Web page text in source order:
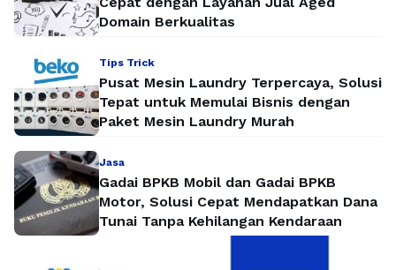
Domain Berkualitas
Tips Trick
Pusat Mesin Laundry Terpercaya, Solusi
Tepat untuk Memulai Bisnis dengan
Paket Mesin Laundry Murah
Jasa
Gadai BPKB Mobil dan Gadai BPKB
Motor, Solusi Cepat Mendapatkan Dana
Tunai Tanpa Kehilangan Kendaraan